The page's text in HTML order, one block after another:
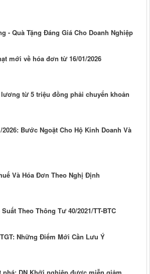
- Quà Tặng Đáng Giá Cho Doanh Nghiệp
mới về hóa đơn từ 16/01/2026
từ 5 triệu đồng phải chuyển khoản
2026: Bước Ngoặt Cho Hộ Kinh Doanh Và
Và Hóa Đơn Theo Nghị Định
Theo Thông Tư 40/2021/TT-BTC
Những Điểm Mới Cần Lưu Ý